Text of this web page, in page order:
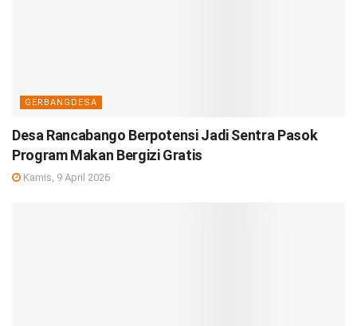
GERBANGDESA
Desa Rancabango Berpotensi Jadi Sentra Pasok
Program Makan Bergizi Gratis
Kamis, 9 April 2026